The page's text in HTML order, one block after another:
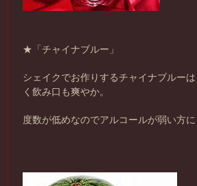
★「チャイナブルー」
シェイクでお作りするチャイナブルー
く飲み口も爽やか。
度数が低めなのでアルコールが弱い方に